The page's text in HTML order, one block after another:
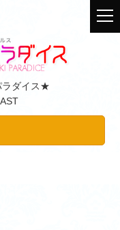
ラダイス★
t
o
a
i